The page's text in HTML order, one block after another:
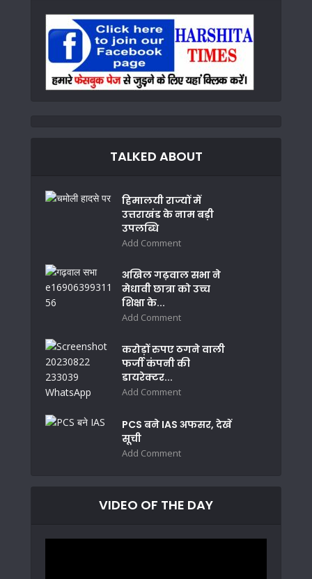
TALKED ABOUT
हिमालयी राज्यों में
उत्तराखंड के नाम बड़ी
उपलब्धि
Add Comment
अखिल गढ़वाल सभा ने
मेधावी छात्रा को उच्च
शिक्षा के...
Add Comment
करोड़ों रुपए ठगने वाली
फर्जी कंपनी की
डायरेक्टर...
Add Comment
PCS बने IAS अफसर, देखें
सूची
Add Comment
VIDEO OF THE DAY